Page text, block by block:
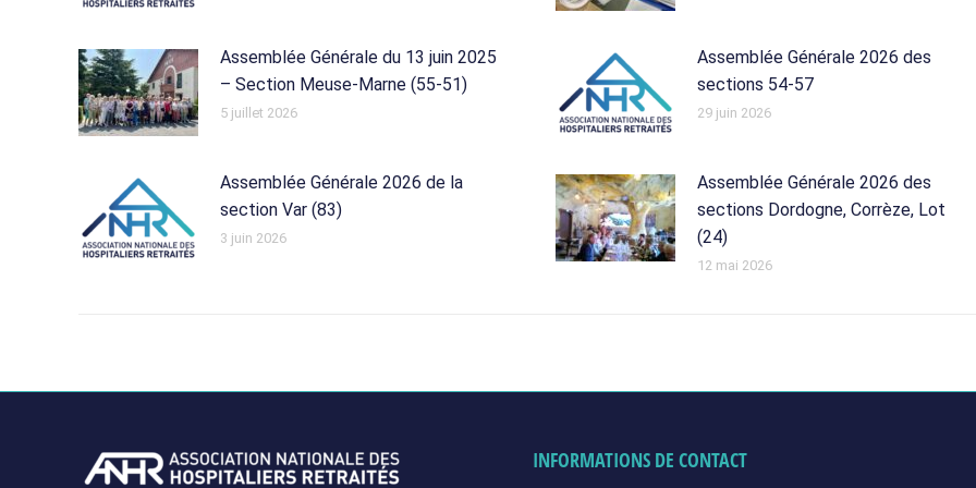
Assemblée Générale du 13 juin 2025
– Section Meuse-Marne (55-51)
5 juillet 2026
Assemblée Générale 2026 des
sections 54-57
29 juin 2026
Assemblée Générale 2026 de la
section Var (83)
3 juin 2026
Assemblée Générale 2026 des
sections Dordogne, Corrèze, Lot
(24)
12 mai 2026
INFORMATIONS DE CONTACT